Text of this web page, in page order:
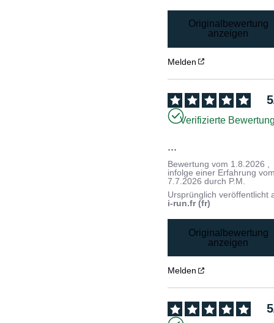
Originalbewertung
anzeigen
Melden
5
Verifizierte
...
Bewertung vom 1.8.2026
infolge einer Erfahrung
7.7.2026 durch P.M.
Ursprünglich veröffentlicht
i-run.fr (fr)
Originalbewertung
anzeigen
Melden
5